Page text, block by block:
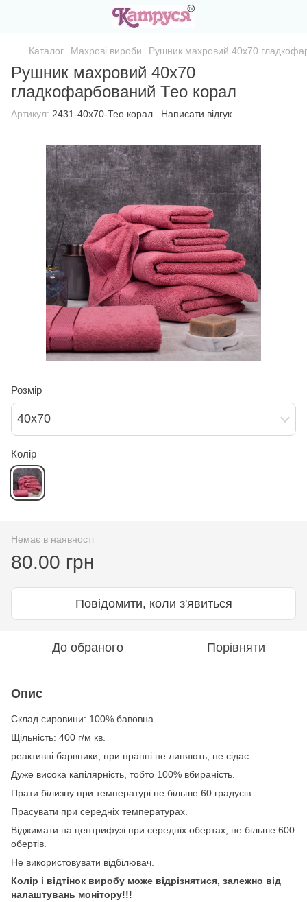
Каталог Махрові вироби Рушник махровий 40х70
Рушник махровий 40х70
гладкофарбований Тео корал
Артикул: 2431-40х70-Тео корал Написати відгук
Розмір
40х70
Колір
Немає в наявності
80.00 грн
Повідомити, коли з'явиться
До обраного Порівняти
Опис
Склад сировини: 100% бавовна
Щільність: 400 г/м кв.
реактивні барвники, при пранні не линяють, не сідає.
Дуже висока капілярність, тобто 100% вбираність.
Прати білизну при температурі не більше 60 градусів.
Прасувати при середніх температурах.
Віджимати на центрифузі при середніх обертах, не більше 600
обертів.
Не використовувати відбілювач.
Колір і відтінок виробу може відрізнятися, залежно від
налаштувань монітору!!!